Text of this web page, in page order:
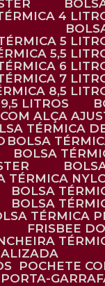
TÉRMICA 4
TÉRMICA 5
5,5
TÉRMICA 6
TÉRMICA 7
8,5
LITROS
COM ALÇA
TÉRMICA
BOLSA
BOLSA
TÉRMICA
BOLSA
BOLSA
TÉRMICA
FRISBEE
POCHETE
PORTA-